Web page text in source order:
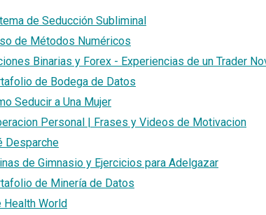
de Seducción Subliminal
de Métodos Numéricos
Binarias y Forex - Experiencias de un Trader
de Bodega de Datos
Seducir a Una Mujer
Personal | Frases y Videos de Motivacion
Desparche
de Gimnasio y Ejercicios para Adelgazar
de Minería de Datos
Health World